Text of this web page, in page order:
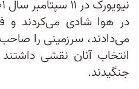
در هوا شادی می‌کردند و
می‌دادند، سرزمینی را
انتخاب آنان نقشی
جنگیدند.